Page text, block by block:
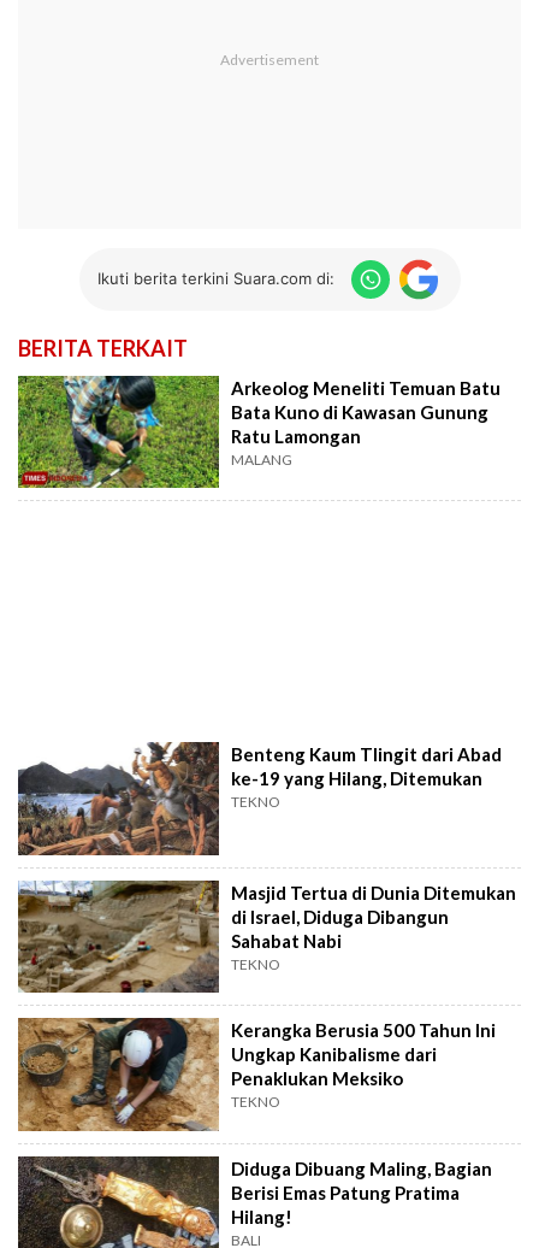
Ikuti berita terkini Suara.com di:
BERITA TERKAIT
Arkeolog Meneliti Temuan Batu
Bata Kuno di Kawasan Gunung
Ratu Lamongan
MALANG
Benteng Kaum Tlingit dari Abad
ke-19 yang Hilang, Ditemukan
TEKNO
Masjid Tertua di Dunia Ditemukan
di Israel, Diduga Dibangun
Sahabat Nabi
TEKNO
Kerangka Berusia 500 Tahun Ini
Ungkap Kanibalisme dari
Penaklukan Meksiko
TEKNO
Diduga Dibuang Maling, Bagian
Berisi Emas Patung Pratima
Hilang!
BALI